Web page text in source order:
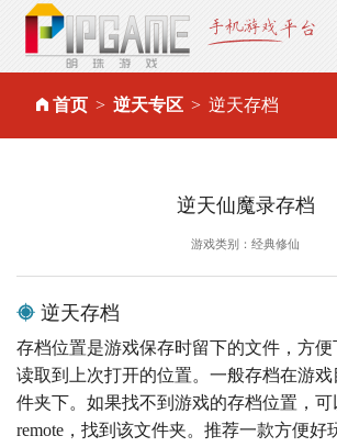
首页 逆天专区 逆天存档
逆天仙魔录存档
游戏类别：经典修仙
逆天存档
存档位置是游戏保存时留下的文件，方
读取到上次打开的位置。一般存档在游戏
件夹下。如果找不到游戏的存档位置，可
remote，找到该文件夹。推荐一款方便好